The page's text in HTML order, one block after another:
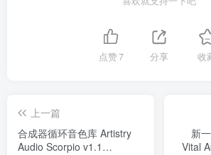
点赞7 分享 收
上一篇
合成器循环音色库 Artistry
Audio Scorpio v1.1
新
Vital